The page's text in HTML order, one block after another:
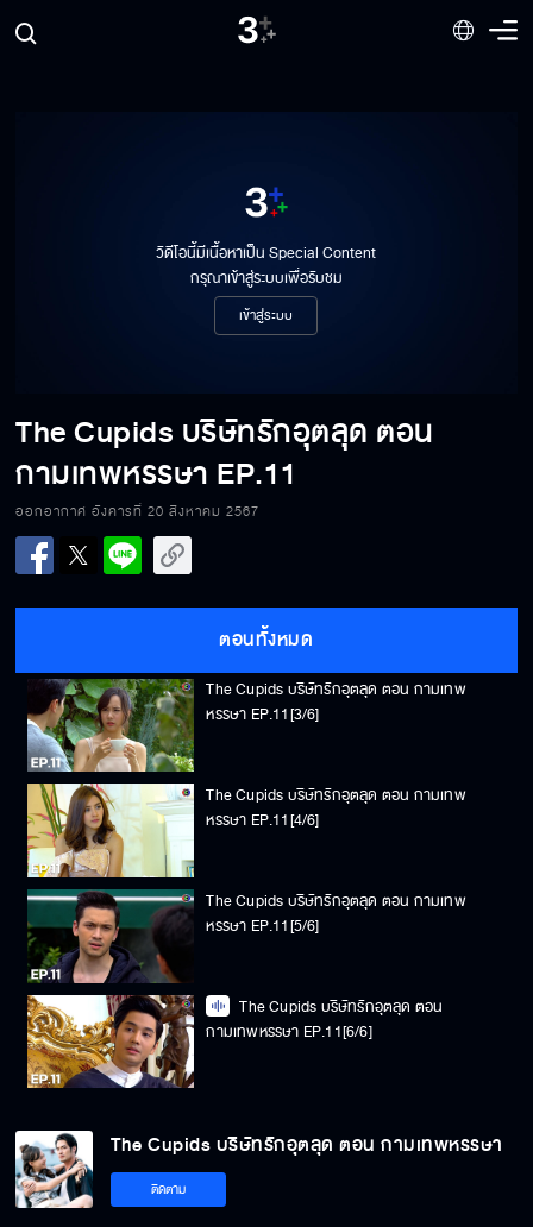
วิดีโอนี้มีเนื้อหาเป็น Special Content
กรุณาเข้าสู่ระบบเพื่อรับชม
เข้าสู่ระบบ
The Cupids บริษัทรักอุตลุด ตอน
กามเทพหรรษา EP.11
ออกอากาศ อังคารที่ 20 สิงหาคม 2567
ตอนทั้งหมด
The Cupids บริษัทรักอุตลุด ตอน กามเทพ
หรรษา EP.11[1/6]
หรรษา EP.11[2/6]
The Cupids บริษัทรักอุตลุด ตอน กามเทพ
หรรษา EP.11[3/6]
The Cupids บริษัทรักอุตลุด ตอน กามเทพ
หรรษา EP.11[4/6]
The Cupids บริษัทรักอุตลุด ตอน กามเทพ
หรรษา EP.11[5/6]
The Cupids บริษัทรักอุตลุด ตอน
กามเทพหรรษา EP.11[6/6]
The Cupids บริษัทรักอุตลุด ตอน กามเทพหรรษา
ติดตาม